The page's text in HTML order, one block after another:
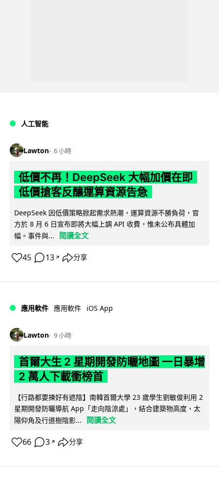
人工智能
Lawton 6 小時
低價不再！DeepSeek 大幅加價在即
低價搶客反釀運算資源告急
DeepSeek 因低價策略掀起需求熱潮，運算資源不勝負荷，官
方於 8 月 6 日宣布即將大幅上調 API 收費，惟未公布具體加
幅。事件與...
閱讀全文
45 13 ↗ 分享
應用軟件 應用軟件 iOS App
Lawton 9 小時
首爾大生 2 星期開發防曬地圖 一日暴增
2 萬人下載衝榜首
【行路都要揀好有遮陰】南韓首爾大學 23 歲學生劉敏俊利用 2
星期開發防曬導航 App「走向陰涼處」，結合建築物高度、太
陽仰角及行道樹陰影...
閱讀全文
66 3 ↗ 分享